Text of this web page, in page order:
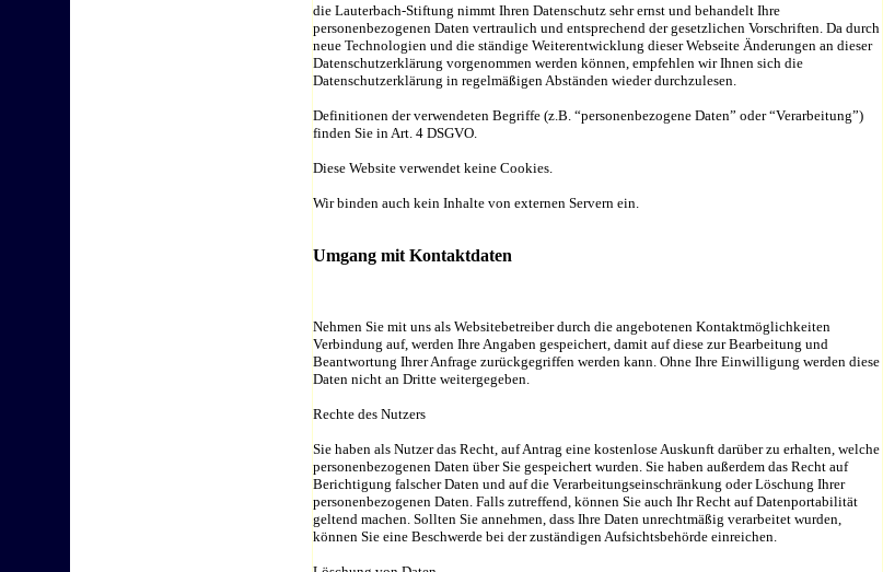
die Lauterbach-Stiftung nimmt Ihren Datenschutz sehr ernst und behandelt Ihre
personenbezogenen Daten vertraulich und entsprechend der gesetzlichen Vorschriften. Da durch
neue Technologien und die ständige Weiterentwicklung dieser Webseite Änderungen an dieser
Datenschutzerklärung vorgenommen werden können, empfehlen wir Ihnen sich die
Datenschutzerklärung in regelmäßigen Abständen wieder durchzulesen.
Definitionen der verwendeten Begriffe (z.B. “personenbezogene Daten” oder “Verarbeitung”)
finden Sie in Art. 4 DSGVO.
Diese Website verwendet keine Cookies.
Wir binden auch kein Inhalte von externen Servern ein.
Umgang mit Kontaktdaten
Nehmen Sie mit uns als Websitebetreiber durch die angebotenen Kontaktmöglichkeiten
Verbindung auf, werden Ihre Angaben gespeichert, damit auf diese zur Bearbeitung und
Beantwortung Ihrer Anfrage zurückgegriffen werden kann. Ohne Ihre Einwilligung werden diese
Daten nicht an Dritte weitergegeben.
Rechte des Nutzers
Sie haben als Nutzer das Recht, auf Antrag eine kostenlose Auskunft darüber zu erhalten, welche
personenbezogenen Daten über Sie gespeichert wurden. Sie haben außerdem das Recht auf
Berichtigung falscher Daten und auf die Verarbeitungseinschränkung oder Löschung Ihrer
personenbezogenen Daten. Falls zutreffend, können Sie auch Ihr Recht auf Datenportabilität
geltend machen. Sollten Sie annehmen, dass Ihre Daten unrechtmäßig verarbeitet wurden,
können Sie eine Beschwerde bei der zuständigen Aufsichtsbehörde einreichen.